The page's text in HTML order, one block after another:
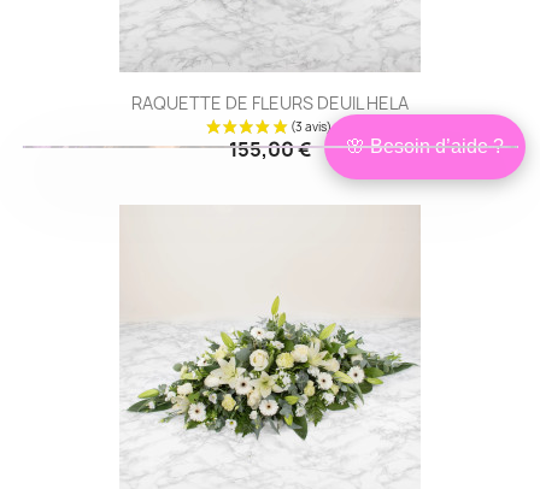
(12
RAQUETTE DE FLEURS DEUIL HELA
155,00 € 🌸 Besoin d’aide ?
×
Bonjour,
je suis Isabelle
Conseillère
Je préfère choisir seul